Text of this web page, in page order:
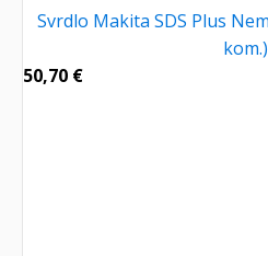
Svrdlo Makita SDS Plus
kom.)
50,70 €